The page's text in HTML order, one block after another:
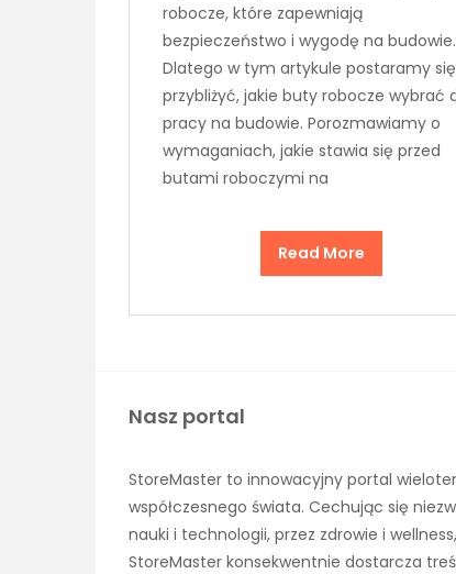
robocze, które zapewniają
bezpieczeństwo i wygodę na budowie.
Dlatego w tym artykule postaramy się
przybliżyć, jakie buty robocze wybrać
pracy na budowie. Porozmawiamy o
wymaganiach, jakie stawia się przed
butami roboczymi na
Read More
Nasz portal
StoreMaster to innowacyjny portal
współczesnego świata. Cechując się
nauki i technologii, przez zdrowie i
StoreMaster konsekwentnie dostarcza